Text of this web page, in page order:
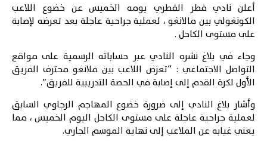
أعلن نادي قطر القطري يومه الخميس عن خضوع اللاعب
الكونغولي بين مالانغو ، لعملية جراحية عاجلة بعد تعرضه لإصابة
على مستوى الكاحل .
وجاء في بلاغ نشره النادي عبر حساباته الرسمية على مواقع
التواصل الاجتماعي : “تعرض اللاعب بين ملانغو محترف الفريق
الأول لكرة القدم إلى إصابة في الحصة التدريبية للفريق”.
وأشار بلاغالنادي إلى ضرورة خضوع المهاجم الرجاوي السابق
لعملية جراحية عاجلة على مستوى الكاحل اليوم الخميس ، مما
يعني غيابه عن الملاعب إلى نهاية الموسم الجاري.